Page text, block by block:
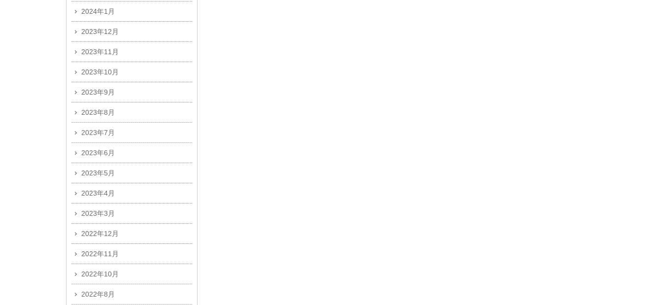
2024年1月
2023年12月
2023年11月
2023年10月
2023年9月
2023年8月
2023年7月
2023年6月
2023年5月
2023年4月
2023年3月
2022年12月
2022年11月
2022年10月
2022年8月